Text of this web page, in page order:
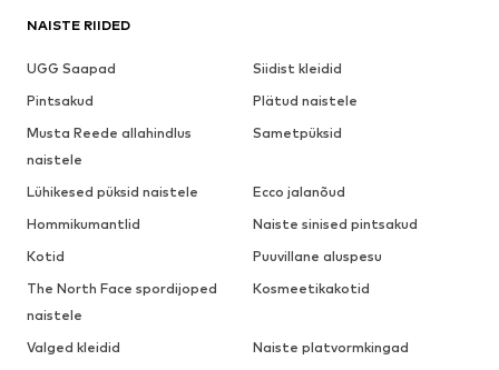
NAISTE RIIDED
UGG Saapad
Siidist kleidid
Pintsakud
Plätud naistele
Musta Reede allahindlus
naistele
Sametpüksid
Lühikesed püksid naistele
Ecco jalanõud
Hommikumantlid
Naiste sinised pintsakud
Kotid
Puuvillane aluspesu
The North Face spordijoped
naistele
Kosmeetikakotid
Valged kleidid
Naiste platvormkingad